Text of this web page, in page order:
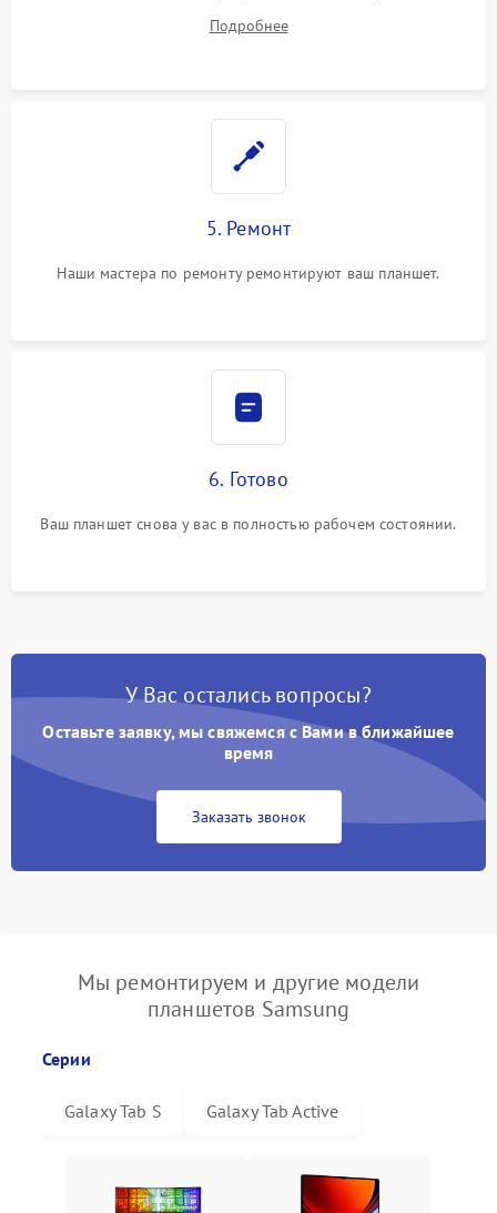
Подробнее
5. Ремонт
Наши мастера по ремонту ремонтируют ваш планшет.
6. Готово
Ваш планшет снова у вас в полностью рабочем состоянии.
У Вас остались вопросы?
Оставьте заявку, мы свяжемся с Вами в ближайшее
время
Заказать звонок
Мы ремонтируем и другие модели
планшетов Samsung
Серии
Galaxy Tab S Galaxy Tab Active